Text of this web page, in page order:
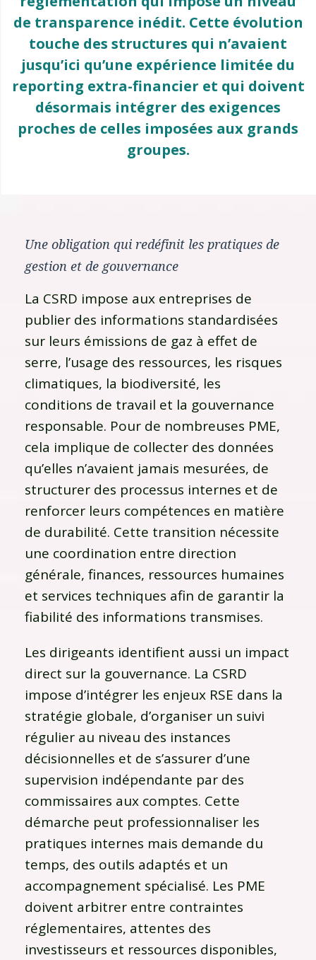
de transparence inédit. Cette évolution
touche des structures qui n’avaient
jusqu’ici qu’une expérience limitée du
reporting extra-financier et qui doivent
désormais intégrer des exigences
proches de celles imposées aux grands
groupes.
Une obligation qui redéfinit les pratiques de
gestion et de gouvernance
La CSRD impose aux entreprises de
publier des informations standardisées
sur leurs émissions de gaz à effet de
serre, l’usage des ressources, les risques
climatiques, la biodiversité, les
conditions de travail et la gouvernance
responsable. Pour de nombreuses PME,
cela implique de collecter des données
qu’elles n’avaient jamais mesurées, de
structurer des processus internes et de
renforcer leurs compétences en matière
de durabilité. Cette transition nécessite
une coordination entre direction
générale, finances, ressources humaines
et services techniques afin de garantir la
fiabilité des informations transmises.
Les dirigeants identifient aussi un impact
direct sur la gouvernance. La CSRD
impose d’intégrer les enjeux RSE dans la
stratégie globale, d’organiser un suivi
régulier au niveau des instances
décisionnelles et de s’assurer d’une
supervision indépendante par des
commissaires aux comptes. Cette
démarche peut professionnaliser les
pratiques internes mais demande du
temps, des outils adaptés et un
accompagnement spécialisé. Les PME
doivent arbitrer entre contraintes
réglementaires, attentes des
investisseurs et ressources disponibles,